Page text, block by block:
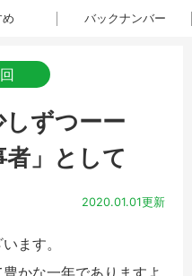
め バックナンバー
ずつーー
者」として
2020.01.01更新
ます。
かな一年でありますよ